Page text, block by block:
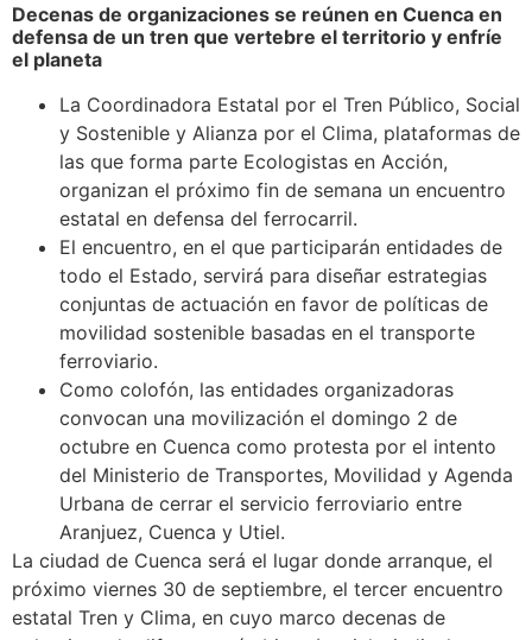
Decenas de organizaciones se reúnen en Cuenca en
defensa de un tren que vertebre el territorio y enfríe
el planeta
La Coordinadora Estatal por el Tren Público, Social
y Sostenible y Alianza por el Clima, plataformas de
las que forma parte Ecologistas en Acción,
organizan el próximo fin de semana un encuentro
estatal en defensa del ferrocarril.
El encuentro, en el que participarán entidades de
todo el Estado, servirá para diseñar estrategias
conjuntas de actuación en favor de políticas de
movilidad sostenible basadas en el transporte
ferroviario.
Como colofón, las entidades organizadoras
convocan una movilización el domingo 2 de
octubre en Cuenca como protesta por el intento
del Ministerio de Transportes, Movilidad y Agenda
Urbana de cerrar el servicio ferroviario entre
Aranjuez, Cuenca y Utiel.
La ciudad de Cuenca será el lugar donde arranque, el
próximo viernes 30 de septiembre, el tercer encuentro
estatal Tren y Clima, en cuyo marco decenas de